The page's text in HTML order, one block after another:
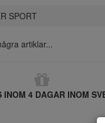
SPORT
artiklar...
INOM 4 DAGAR INOM